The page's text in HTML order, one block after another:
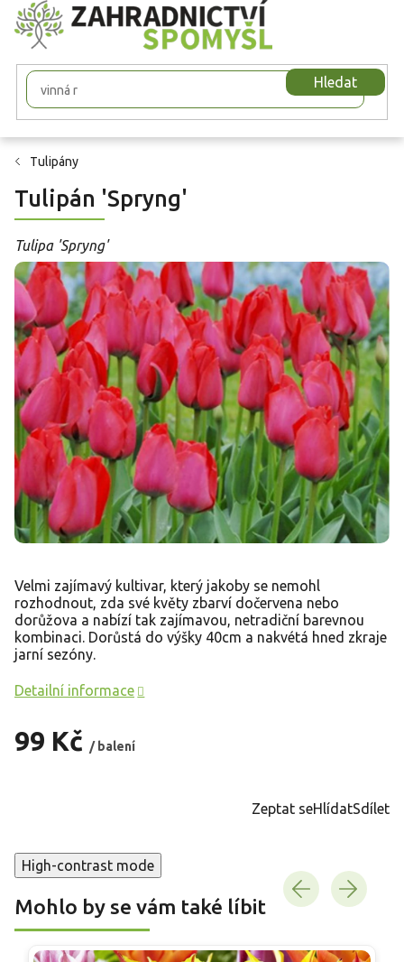
Přejít
na
obsah
Hledat
Tulipány
Tulipán 'Spryng'
Tulipa 'Spryng'
99 Kč / balení
Velmi zajímavý kultivar, který jakoby se nemohl
rozhodnout, zda své květy zbarví dočervena nebo
dorůžova a nabízí tak zajímavou, netradiční barevnou
kombinaci. Dorůstá do výšky 40cm a nakvétá hned zkraje
jarní sezóny.
Detailní informace
Zeptat seHlídatSdílet
High-contrast mode
Mohlo by se vám také líbit